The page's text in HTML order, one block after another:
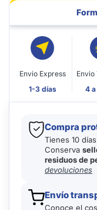
Envio Express
1-3 días
4
Compra
Tienes 10
Conserva
residuos de
devoluciones
Envío
Conoce el